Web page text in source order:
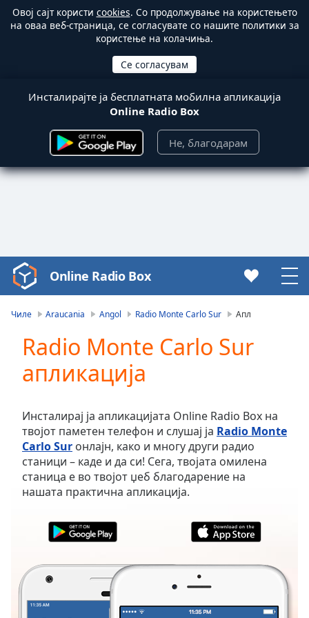
Овој сајт користи cookies. Со продолжување на користењето
на оваа веб-страница, се согласувате со нашите политики за
користење на колачиња.
Инсталирајте ја бесплатната мобилна апликација
Online Radio Box
Не, благодарам
Video
Player
Video
Skip
Forward
Mute
Current
Time0:00
Duration-:-
Seek to
live,
behind
Online Radio Box
Чиле Araucania Angol Radio Monte Carlo Sur Апл
Radio Monte Carlo Sur
апликација
Инсталирај ја апликацијата Online Radio Box на
твојот паметен телефон и слушај ја Radio Monte
Carlo Sur онлајн, како и многу други радио
станици – каде и да си! Сега, твојата омилена
станица е во твојот џеб благодарение на
нашата практична апликација.